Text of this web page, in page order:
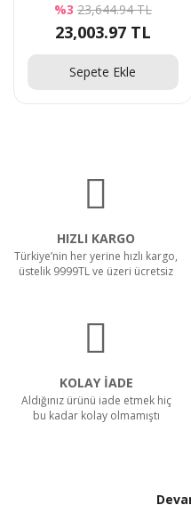
%3 23,644.94 TL
23,003.97 TL
Sepete Ekle
HIZLI KARGO
Türkiye’nin her yerine hızlı kargo,
üstelik 9999TL ve üzeri ücretsiz
KOLAY İADE
Aldığınız ürünü iade etmek hiç
bu kadar kolay olmamıştı